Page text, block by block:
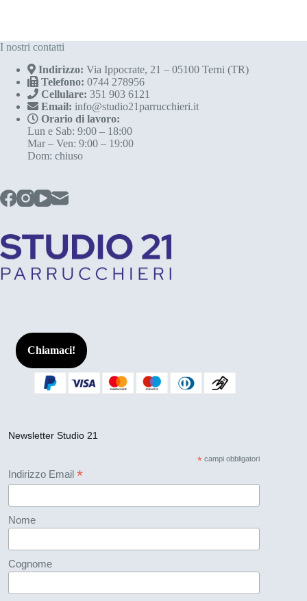
I nostri contatti
Indirizzo: Via Ippocrate, 21 – 05100 Terni (TR)
Telefono: 0744 278956
Cellulare: 351 903 6121
Email: info@studio21parrucchieri.it
Orario di lavoro:
Lun e Sab: 9:00 – 18:00
Mar – Ven: 9:00 – 19:00
Dom: chiuso
Chiamaci!
Newsletter Studio 21
*campi obbligatori
Indirizzo Email *
Nome
Cognome